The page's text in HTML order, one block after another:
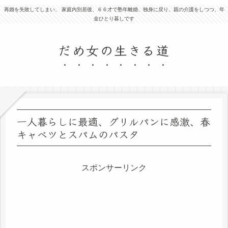
再婚を失敗してしまい、 家庭内別居後、６６才で塾年離婚、独身に戻り、親の介護をしつつ、年
金ひとり暮しです
だめ女の生きる道
一人暮らしに最適、グリルパンに感激、春
キャベツとスパムのパスタ
スポンサーリンク